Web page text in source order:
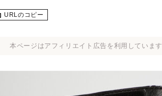
URLのコピー
本ページはアフィリエイト広告を利用しています